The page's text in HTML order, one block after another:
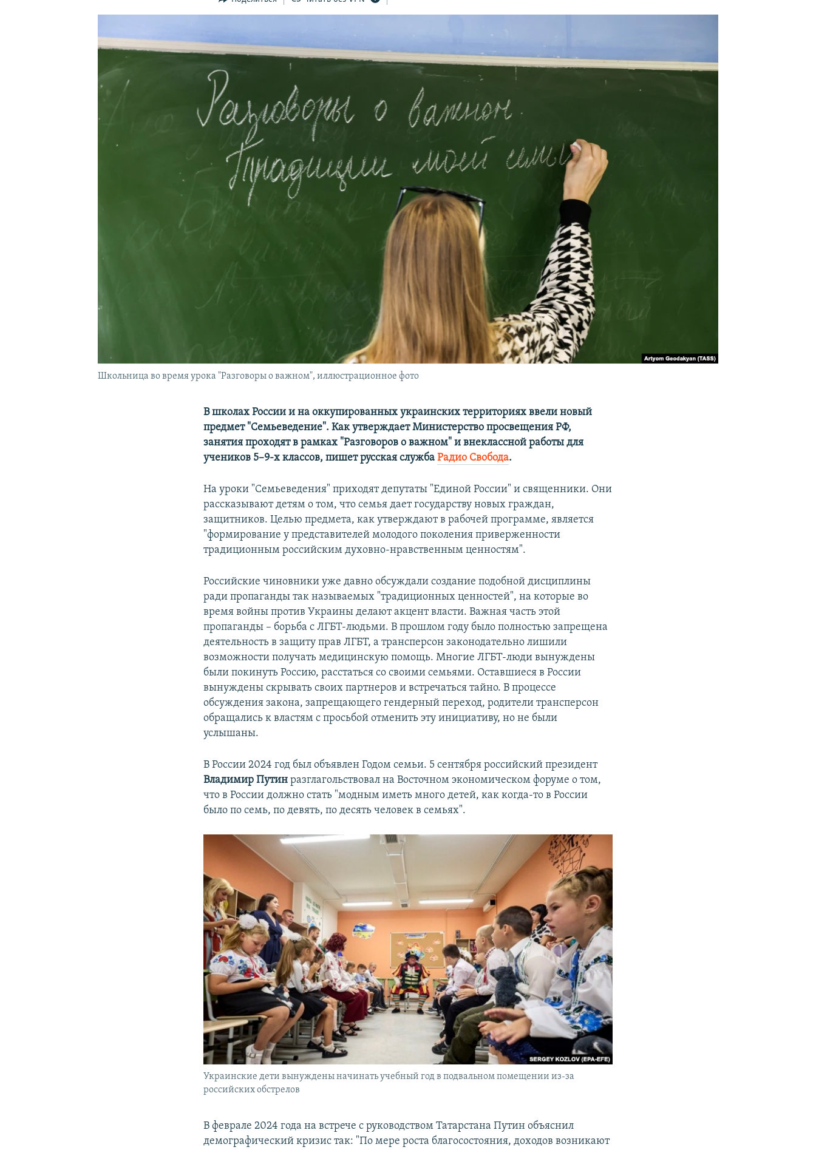
УКРАИНСКАЯ ПРОБЛЕМА КРЫМА
Школьница во время урока "Разговоры о важном", иллюстрационное фото
В школах России и на оккупированных украинских территориях ввели новый
предмет "Семьеведение". Как утверждает Министерство просвещения РФ,
занятия проходят в рамках "Разговоров о важном" и внеклассной работы для
учеников 5–9-х классов, пишет русская службаРадио Свобода.
На уроки "Семьеведения" приходят депутаты "Единой России" и священники. Они
рассказывают детям о том, что семья дает государству новых граждан,
защитников. Целью предмета, как утверждают в рабочей программе, является
"формирование у представителей молодого поколения приверженности
традиционным российским духовно-нравственным ценностям".
Российские чиновники уже давно обсуждали создание подобной дисциплины
ради пропаганды так называемых "традиционных ценностей", на которые во
время войны против Украины делают акцент власти. Важная часть этой
пропаганды – борьба с ЛГБТ-людьми. В прошлом году было полностью запрещена
деятельность в защиту прав ЛГБТ, а трансперсон законодательно лишили
возможности получать медицинскую помощь. Многие ЛГБТ-люди вынуждены
были покинуть Россию, расстаться со своими семьями. Оставшиеся в России
вынуждены скрывать своих партнеров и встречаться тайно. В процессе
обсуждения закона, запрещающего гендерный переход, родители трансперсон
обращались к властям с просьбой отменить эту инициативу, но не были
услышаны.
В России 2024 год был объявлен Годом семьи. 5 сентября российский президент
Владимир Путин разглагольствовал на Восточном экономическом форуме о том,
что в России должно стать "модным иметь много детей, как когда-то в России
было по семь, по девять, по десять человек в семьях".
Украинские дети вынуждены начинать учебный год в подвальном помещении из-за
российских обстрелов
В феврале 2024 года на встрече с руководством Татарстана Путин объяснил
демографический кризис так: "По мере роста благосостояния, доходов возникают